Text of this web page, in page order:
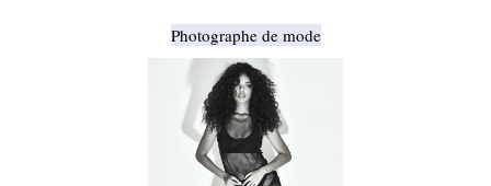
Photographe de mode